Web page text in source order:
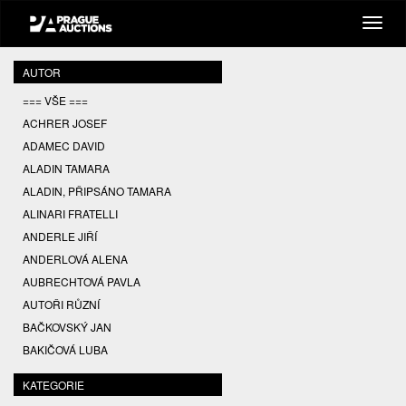
AUTOR
=== VŠE ===
ACHRER JOSEF
ADAMEC DAVID
ALADIN TAMARA
ALADIN, PŘIPSÁNO TAMARA
ALINARI FRATELLI
ANDERLE JIŘÍ
ANDERLOVÁ ALENA
AUBRECHTOVÁ PAVLA
AUTOŘI RŮZNÍ
BAČKOVSKÝ JAN
BAKIČOVÁ LUBA
BALCAR JIŘÍ
BALCAR KAREL
KATEGORIE